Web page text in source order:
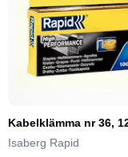
Kabelklämma nr 36,
Isaberg Rapid